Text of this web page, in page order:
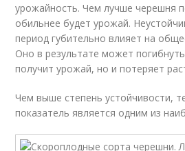
урожайность. Чем лучше черешня
обильнее будет урожай.
период губительно влияет на
Оно в результате может
получит урожай, но и потеряет
Чем выше степень устойчивости,
показатель является одним из